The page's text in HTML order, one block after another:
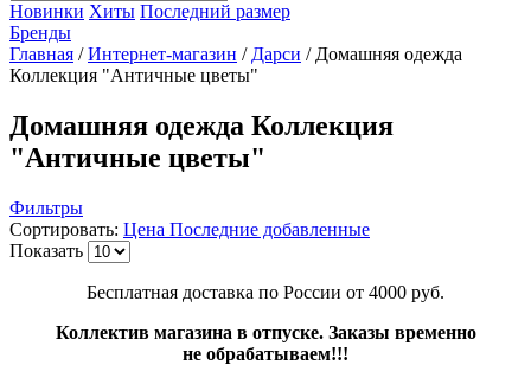
Новинки Хиты Последний размер
Бренды
Главная / Интернет-магазин / Дарси /Домашняя одежда
Коллекция "Античные цветы"
Домашняя одежда Коллекция
"Античные цветы"
Фильтры
Сортировать: Цена Последние добавленные
Показать
Бесплатная доставка по России от 4000 руб.
Коллектив магазина в отпуске. Заказы временно
не обрабатываем!!!